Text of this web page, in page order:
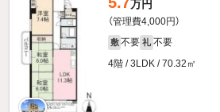
万円
（管理費4,000円）
敷 不要 礼 不要
4階 / 3LDK / 70.32㎡